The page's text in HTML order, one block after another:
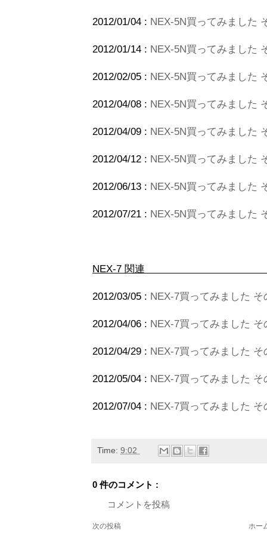
2012/01/04 : NEX-5N買ってみました
2012/01/14 : NEX-5N買ってみました
2012/02/05 : NEX-5N買ってみました
2012/04/08 : NEX-5N買ってみました
2012/04/09 : NEX-5N買ってみました
2012/04/12 : NEX-5N買ってみました
2012/06/13 : NEX-5N買ってみました
2012/07/21 : NEX-5N買ってみました
NEX-7
2012/03/05 : NEX-7買ってみました そ
2012/04/06 : NEX-7買ってみました
2012/04/29 : NEX-7買ってみました
2012/05/04 : NEX-7買ってみました
2012/07/04 : NEX-7買ってみました
Time: 9:02
0 件のコメント :
コメントを投稿
次の投稿 ホー